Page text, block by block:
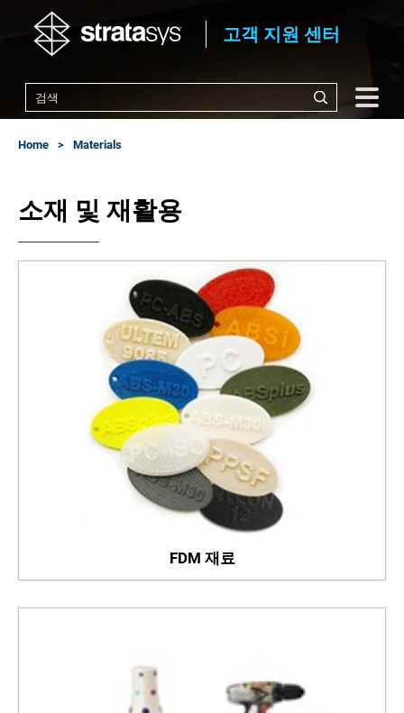
고객 지원 센터
Home Materials
소재 및 재활용
FDM 재료